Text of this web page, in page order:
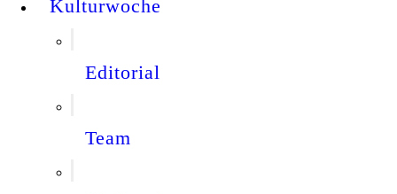
Kulturwoche
Editorial
Team